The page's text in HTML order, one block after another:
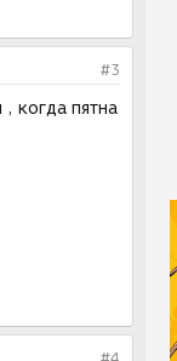
#3
когда пятна